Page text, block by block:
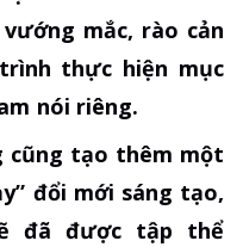
mắc, rào cản
thực hiện mục
nói riêng.
cũng tạo thêm một
đổi mới sáng tạo,
đã được tập thể